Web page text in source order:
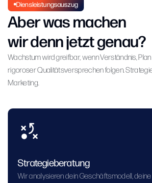
Diensleistungsauszug
Aber was machen
wir denn jetzt genau?
Wachstum wird greifbar, wenn Verständnis,
rigoroser Qualitätsversprechen folgen.
Marketing.
Strategieberatung
Wir analysieren dein Geschäftsmodell,